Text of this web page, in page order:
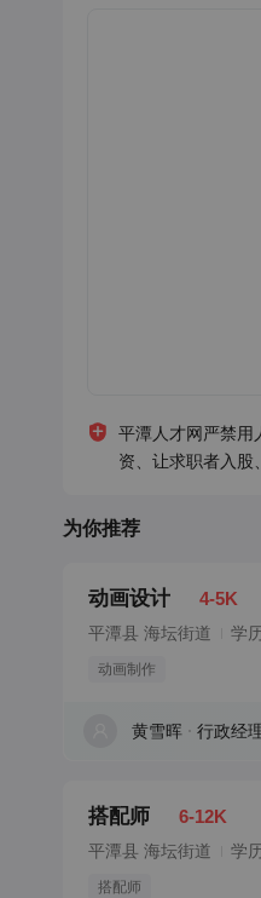
平潭人才网严禁用
资、让求职者入股
为你推荐
动画设计 4-5K
平潭县 海坛街道 学
动画制作
黄雪晖 行政经
搭配师 6-12K
平潭县 海坛街道 学
搭配师